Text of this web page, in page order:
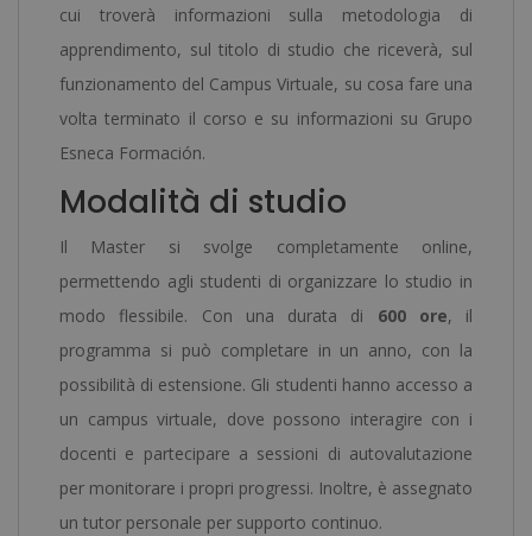
cui troverà informazioni sulla metodologia di
apprendimento, sul titolo di studio che riceverà, sul
funzionamento del Campus Virtuale, su cosa fare una
volta terminato il corso e su informazioni su Grupo
Esneca Formación.
Modalità di studio
Il Master si svolge completamente online,
permettendo agli studenti di organizzare lo studio in
modo flessibile. Con una durata di 600 ore, il
programma si può completare in un anno, con la
possibilità di estensione. Gli studenti hanno accesso a
un campus virtuale, dove possono interagire con i
docenti e partecipare a sessioni di autovalutazione
per monitorare i propri progressi. Inoltre, è assegnato
un tutor personale per supporto continuo.